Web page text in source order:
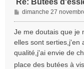
Re: Butées
M
e
s
s
g
e
dimanche 27
Je me doutais que je
elles sont serties,j'en
qualité,j'ai envie de
place des butées à